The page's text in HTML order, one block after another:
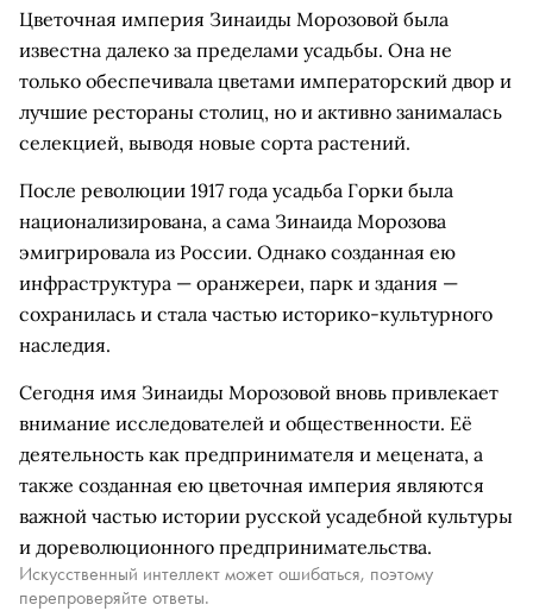
Цветочная империя Зинаиды Морозовой была
известна далеко за пределами усадьбы. Она не
только обеспечивала цветами императорский двор и
лучшие рестораны столиц, но и активно занималась
селекцией, выводя новые сорта растений.
После революции 1917 года усадьба Горки была
национализирована, а сама Зинаида Морозова
эмигрировала из России. Однако созданная ею
инфраструктура — оранжереи, парк и здания —
сохранилась и стала частью историко-культурного
наследия.
Сегодня имя Зинаиды Морозовой вновь привлекает
внимание исследователей и общественности. Её
деятельность как предпринимателя и мецената, а
также созданная ею цветочная империя являются
важной частью истории русской усадебной культуры
и дореволюционного предпринимательства.
Искусственный интеллект может ошибаться, поэтому
перепроверяйте ответы.